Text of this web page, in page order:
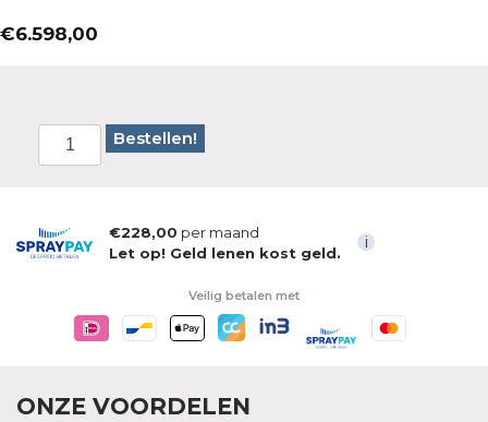
€6.598,00
Bestellen!
€228,00 per maand
Let op! Geld lenen kost geld.
i
Veilig betalen met
ONZE VOORDELEN